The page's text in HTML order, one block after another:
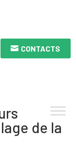
CONTACTS
de la